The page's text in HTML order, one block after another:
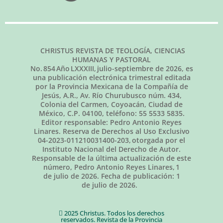
CHRISTUS REVISTA DE TEOLOGÍA, CIENCIAS
HUMANAS Y PASTORAL
No.854Año LXXXIII, julio-septiembre de 2026, es
una publicación electrónica trimestral editada
por la Provincia Mexicana de la Compañía de
Jesús, A.R., Av. Río Churubusco núm. 434,
Colonia del Carmen, Coyoacán, Ciudad de
México, C.P. 04100, teléfono: 55 5533 5835.
Editor responsable: Pedro Antonio Reyes
Linares. Reserva de Derechos al Uso Exclusivo
04-2023-011210031400-203, otorgada por el
Instituto Nacional del Derecho de Autor.
Responsable de la última actualización de este
número, Pedro Antonio Reyes Linares, 1
de julio de 2026. Fecha de publicación: 1
de julio de 2026.
2025 Christus. Todos los derechos
reservados. Revista de la Provincia